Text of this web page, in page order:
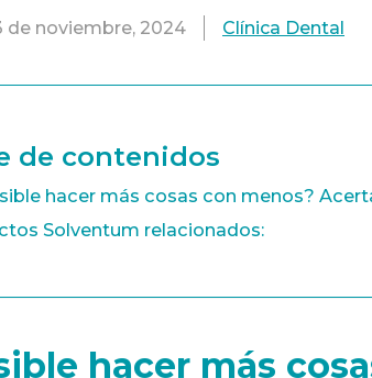
de noviembre, 2024 Clínica Dental
de contenidos
hacer más cosas con menos?
Solventum relacionados:
hacer más